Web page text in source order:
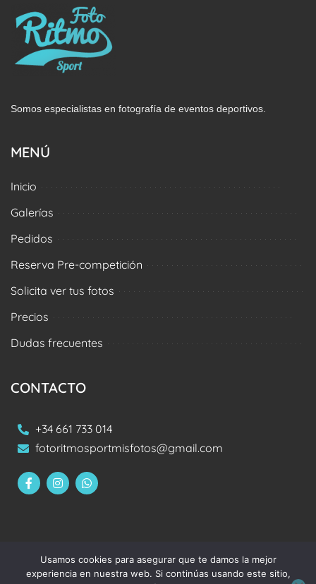
Somos especialistas en fotografía de eventos deportivos.
MENÚ
Inicio
Galerías
Pedidos
Reserva Pre-competición
Solicita ver tus fotos
Precios
Dudas frecuentes
CONTACTO
+34 661 733 014
fotoritmosportmisfotos@gmail.com
Aviso legal Política de privacidad Política de cookies
Usamos cookies para asegurar que te damos la mejor
experiencia en nuestra web. Si continúas usando este sitio,